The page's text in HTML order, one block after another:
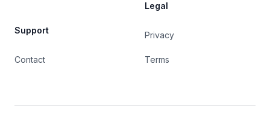
Support
Contact
Legal
Privacy
Terms